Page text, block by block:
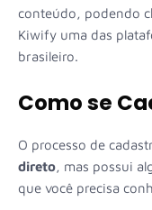
conteúdo, podendo
Kiwify uma das
brasileiro.
Como se
O processo de
direto, mas possui
que você precisa